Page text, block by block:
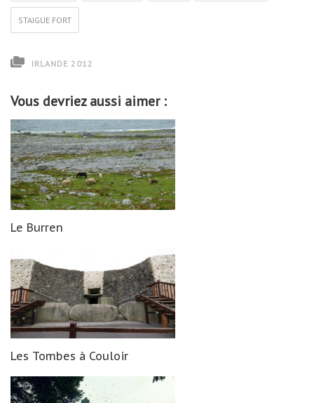
STAIGUE FORT
IRLANDE 2012
Vous devriez aussi aimer :
Le Burren
Les Tombes à Couloir